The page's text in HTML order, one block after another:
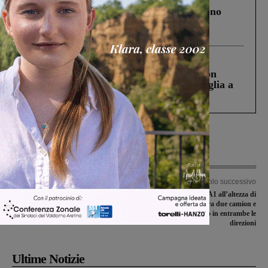
Un anno fa la strage in A1 in cui morirono
Gianni, Giulia e Franco. Lo schianto, il
processo, lo stop ai sorpassi fra tir....
Cronaca 3 Agosto 2026
Scomparso da una struttura di Castiglion
Fiorentino l’uomo che aveva ucciso la figlia a
Levane nel 2020
Articolo precedente
Torna la “Mela di Aism”, gazebo a
San Giovanni, Montevarchi, Cavriglia
e Loro Ciuffenna
Articolo successivo
Incidente in A1 all’altezza di
Valdarno, scontro fra due camion e
un’auto. Tratto chiuso in entrambe le
direzioni
Ultime Notizie